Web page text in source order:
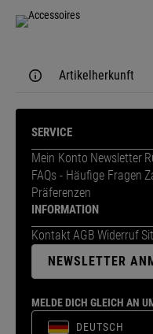
Artikelherkunft
SERVICE
Mein Konto Newsletter
FAQs - Häufige Fragen
Präferenzen
INFORMATION
Kontakt AGB Widerruf
NEWSLETTER
MELDE DICH GLEICH AN
DEUTSCH